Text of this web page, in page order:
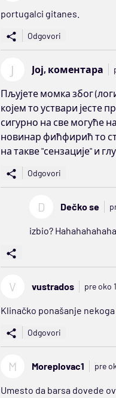
portugalci gitanes.
Odgovori
Ј Јој, коментара
Пљујете момка због
којем то уствари јесте
сигурно на све могуће
новинар фићфирић то
на такве "сензације" и
Odgovori
D Dečko se
izbio?
V vustrados pre oko
Klinačko ponašanje
Odgovori
M Moreplovac1 pre
Umesto da barsa dovede